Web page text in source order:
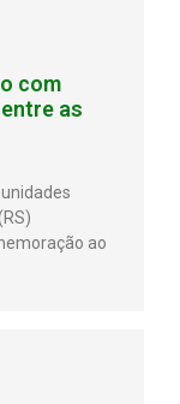
com
as
ao